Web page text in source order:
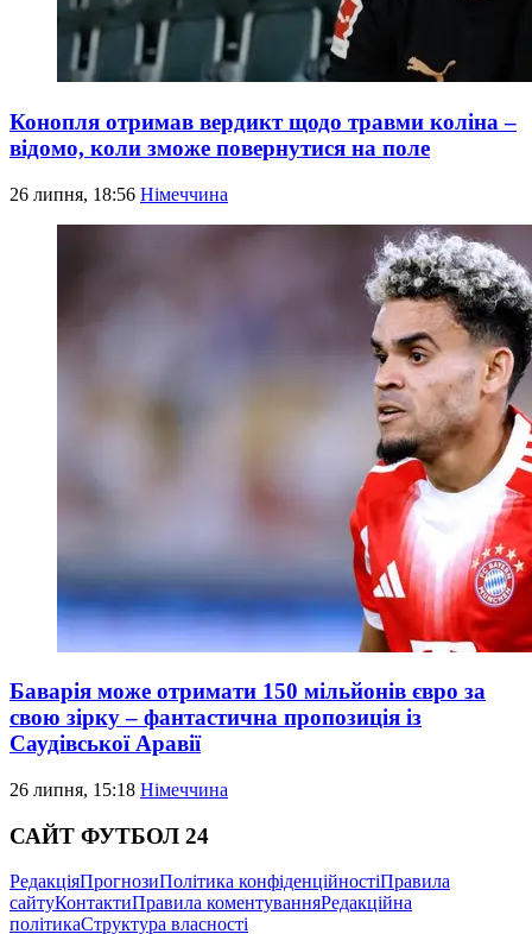
Конопля отримав вердикт щодо травми коліна –
відомо, коли зможе повернутися на поле
26 липня, 18:56 Німеччина
Баварія може отримати 150 мільйонів євро за
свою зірку – фантастична пропозиція із
Саудівської Аравії
26 липня, 15:18 Німеччина
САЙТ ФУТБОЛ 24
РедакціяПрогнозиПолітика конфіденційностіПравила
сайтуКонтактиПравила коментуванняРедакційна
політикаСтруктура власності